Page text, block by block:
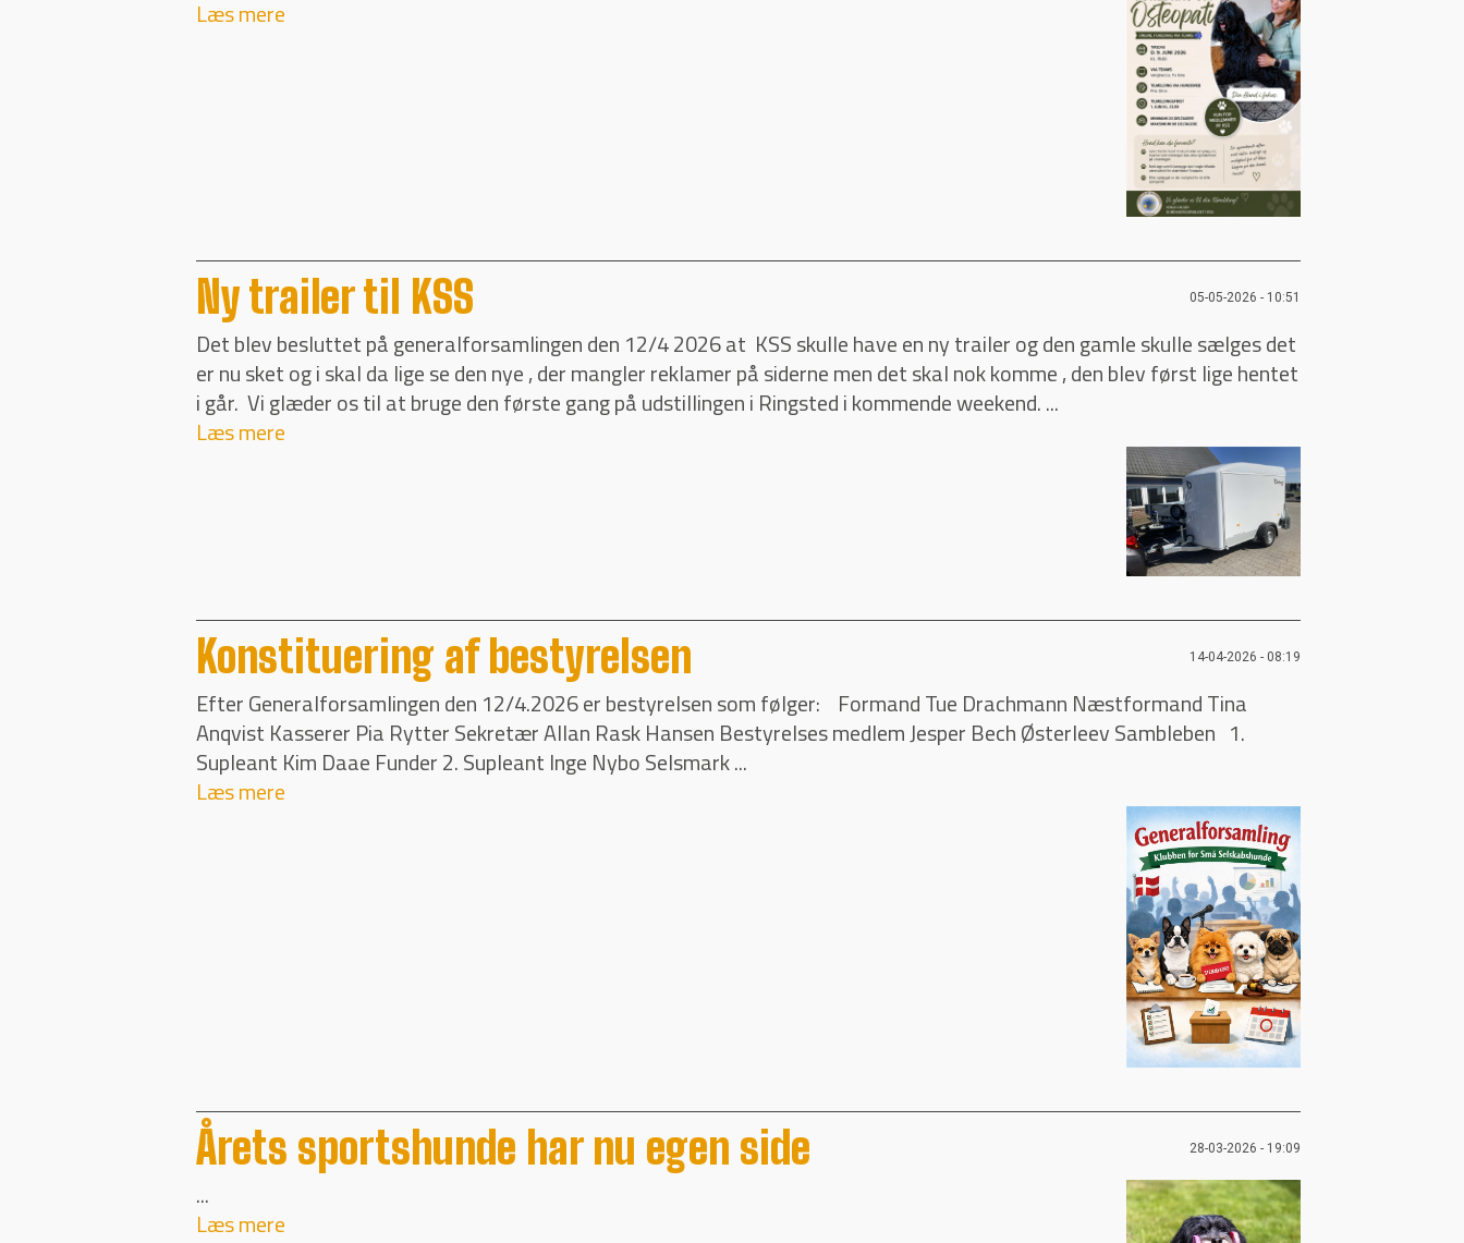
Læs mere
Ny trailer til KSS 05-05-2026 - 10:51
Det blev besluttet på generalforsamlingen den 12/4 2026 at KSS skulle have en ny trailer og den gamle skulle sælges det
er nu sket og i skal da lige se den nye , der mangler reklamer på siderne men det skal nok komme , den blev først lige hentet
i går. Vi glæder os til at bruge den første gang på udstillingen i Ringsted i kommende weekend. ...
Læs mere
Konstituering af bestyrelsen 14-04-2026 - 08:19
Efter Generalforsamlingen den 12/4.2026 er bestyrelsen som følger: Formand Tue Drachmann Næstformand Tina
Anqvist Kasserer Pia Rytter Sekretær Allan Rask Hansen Bestyrelses medlem Jesper Bech Østerleev Sambleben 1.
Supleant Kim Daae Funder 2. Supleant Inge Nybo Selsmark ...
Læs mere
Årets sportshunde har nu egen side 28-03-2026 - 19:09
...
Læs mere